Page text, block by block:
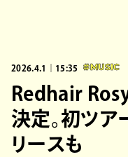
2026.4.1｜15:35 #MUSIC
Redhair
決定。初ツア
リースも